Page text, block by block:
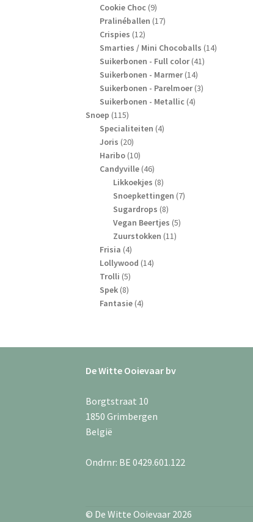
producten
Cookie Choc 99
producten
Pralinéballen 1717
Crispies 1212
producten
Smarties / Mini Chocoballs 1414
Suikerbonen - Full color 4141
Suikerbonen - Marmer 1414
producten
Suikerbonen - Parelmoer 33
Suikerbonen - Metallic 44
Snoep 115115
producten
Specialiteiten 44
Joris 2020
producten
Haribo 1010
producten
Candyville 4646
producten
Likkoekjes 88
producten
Snoepkettingen 77
Sugardrops 88
producten
Vegan Beertjes 55
Zuurstokken 1111
Frisia 44
producten
Lollywood 1414
Trolli 55
producten
Spek 88
producten
Fantasie 44
De Witte Ooievaar bv
Borgtstraat 10
1850 Grimbergen
België
Ondrnr: BE 0429.601.122
© De Witte Ooievaar 2026